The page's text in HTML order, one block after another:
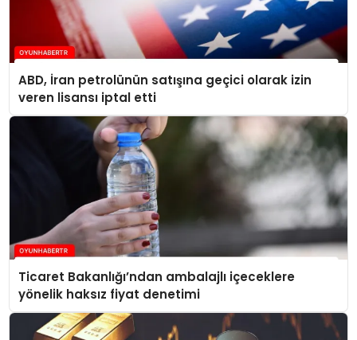
ABD, İran petrolünün satışına geçici olarak izin
veren lisansı iptal etti
Ticaret Bakanlığı’ndan ambalajlı içeceklere
yönelik haksız fiyat denetimi